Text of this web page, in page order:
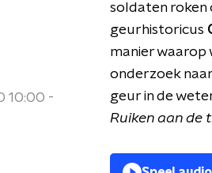
10:00 -
soldaten roken
geurhistoricus
manier waarop
onderzoek
geur in de
Ruiken aan de